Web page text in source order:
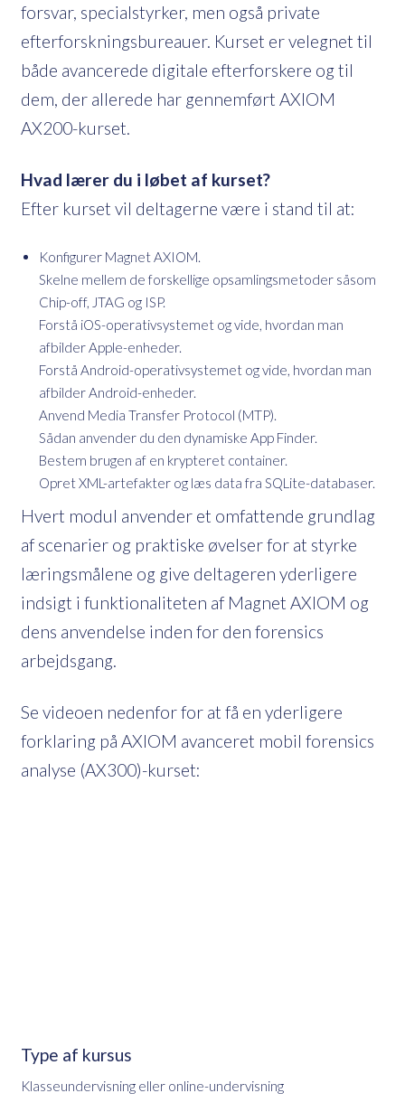
forsvar, specialstyrker, men også private
efterforskningsbureauer. Kurset er velegnet til
både avancerede digitale efterforskere og til
dem, der allerede har gennemført AXIOM
AX200-kurset.
Hvad lærer du i løbet af kurset?
Efter kurset vil deltagerne være i stand til at:
Konfigurer Magnet AXIOM.
Skelne mellem de forskellige opsamlingsmetoder såsom
Chip-off, JTAG og ISP.
Forstå iOS-operativsystemet og vide, hvordan man
afbilder Apple-enheder.
Forstå Android-operativsystemet og vide, hvordan man
afbilder Android-enheder.
Anvend Media Transfer Protocol (MTP).
Sådan anvender du den dynamiske App Finder.
Bestem brugen af en krypteret container.
Opret XML-artefakter og læs data fra SQLite-databaser.
Hvert modul anvender et omfattende grundlag
af scenarier og praktiske øvelser for at styrke
læringsmålene og give deltageren yderligere
indsigt i funktionaliteten af Magnet AXIOM og
dens anvendelse inden for den forensics
arbejdsgang.
Se videoen nedenfor for at få en yderligere
forklaring på AXIOM avanceret mobil forensics
analyse (AX300)-kurset:
Type af kursus
Klasseundervisning eller online-undervisning